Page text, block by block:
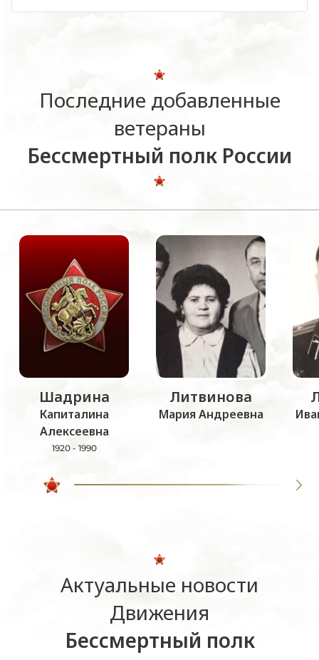
Последние добавленные
ветераны
Бессмертный полк России
Шадрина
Капиталина
Алексеевна
1920 - 1990
Литвинова
Мария Андреевна
Актуальные новости
Движения
Бессмертный полк